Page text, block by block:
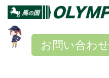
お問い合わせ